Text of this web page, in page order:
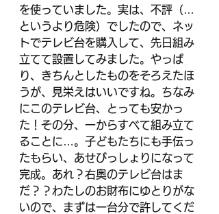
を使っていました。実は、不評（…
というより危険）でしたので、ネッ
トでテレビ台を購入して、先日組み
立てて設置してみました。やっぱ
り、きちんとしたものをそろえたほ
うが、見栄えはいいですね。ちなみ
にこのテレビ台、とっても安かっ
た！その分、一からすべて組み立て
ることに…。子どもたちにも手伝っ
たもらい、あせびっしょりになって
完成。あれ？右奥のテレビ台はま
だ？？わたしのお財布にゆとりがな
いので、まずは一台分で許してくだ